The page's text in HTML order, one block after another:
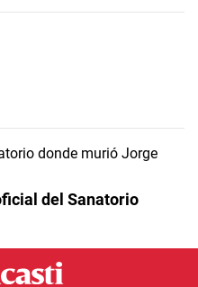
del Sanatorio